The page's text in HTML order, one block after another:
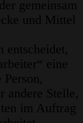
gemeinsam
und Mittel
entscheidet,
eine
andere Stelle,
im Auftrag